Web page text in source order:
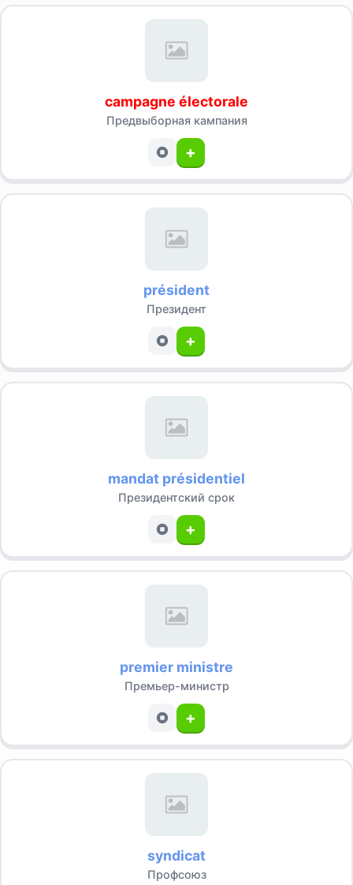
campagne électorale
Предвыборная кампания
+
président
Президент
+
mandat présidentiel
Президентский срок
+
premier ministre
Премьер-министр
+
syndicat
Профсоюз